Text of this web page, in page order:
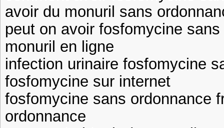
avoir du monuril sans
peut on avoir fosfomycine
monuril en ligne
infection urinaire fosfomycine
fosfomycine sur internet
fosfomycine sans ordonnance
ordonnance